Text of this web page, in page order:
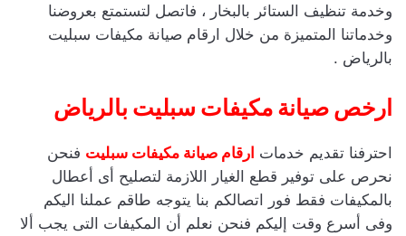
وخدمة تنظيف الستائر بالبخار ، فاتصل لتستمتع بعروضنا
وخدماتنا المتميزة من خلال ارقام صيانة مكيفات سبليت
بالرياض .
ارخص صيانة مكيفات سبليت بالرياض
احترفنا تقديم خدمات ارقام صيانة مكيفات سبليت فنحن
نحرص على توفير قطع الغيار اللازمة لتصليح أى أعطال
بالمكيفات فقط فور اتصالكم بنا يتوجه طاقم عملنا اليكم
وفى أسرع وقت إليكم فنحن نعلم أن المكيفات التى يجب ألا